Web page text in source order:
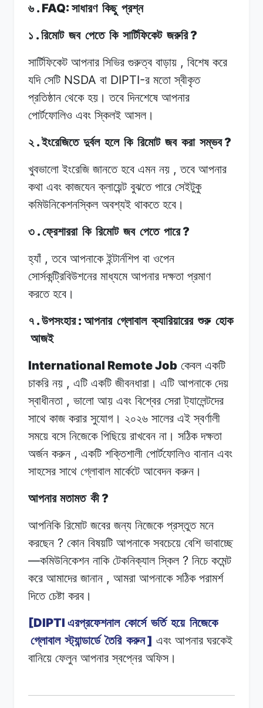
৬. FAQ: সাধারণ কিছু প্রশ্ন
১ .রিমোট জব পেতে কি সার্টিফিকেট জরুরি?
সার্টিফিকেট আপনার সিভির গুরুত্ব বাড়ায় , বিশেষ করে
যদি সেটি NSDA বা DIPTI-র মতো স্বীকৃত
প্রতিষ্ঠান থেকে হয়। তবে দিনশেষে আপনার
পোর্টফোলিও এবং স্কিলই আসল।
২ .ইংরেজিতে দুর্বল হলে কি রিমোট জব করা সম্ভব?
খুবভালো ইংরেজি জানতে হবে এমন নয় ,তবে আপনার
কথা এবং কাজযেন ক্লায়েন্ট বুঝতে পারে সেইটুকু
কমিউনিকেশনস্কিল অবশ্যই থাকতে হবে।
৩ .ফ্রেশাররা কি রিমোট জব পেতে পারে?
হ্যাঁ ,তবে আপনাকে ইন্টার্নশিপ বা ওপেন
সোর্সকন্ট্রিবিউশনের মাধ্যমে আপনার দক্ষতা প্রমাণ
করতে হবে।
৭.উপসংহার: আপনার গ্লোবাল ক্যারিয়ারের শুরু হোক
আজই
International Remote Job কেবল একটি
চাকরি নয় , এটি একটি জীবনধারা। এটি আপনাকে দেয়
স্বাধীনতা , ভালো আয় এবং বিশ্বের সেরা ট্যালেন্টদের
সাথে কাজ করার সুযোগ। ২০২৬ সালের এই স্বর্ণালী
সময়ে বসে নিজেকে পিছিয়ে রাখবেন না। সঠিক দক্ষতা
অর্জন করুন , একটি শক্তিশালী পোর্টফোলিও বানান এবং
সাহসের সাথে গ্লোবাল মার্কেটে আবেদন করুন।
আপনার মতামত কী?
আপনিকি রিমোট জবের জন্য নিজেকে প্রস্তুত মনে
করছেন ? কোন বিষয়টি আপনাকে সবচেয়ে বেশি ভাবাচ্ছে
—কমিউনিকেশন নাকি টেকনিক্যাল স্কিল? নিচে কমেন্ট
করে আমাদের জানান , আমরা আপনাকে সঠিক পরামর্শ
দিতে চেষ্টা করব।
[DIPTI এরপ্রফেশনাল কোর্সে ভর্তি হয়ে নিজেকে
গ্লোবাল স্ট্যান্ডার্ডে তৈরি করুন] এবং আপনার ঘরকেই
বানিয়ে ফেলুন আপনার স্বপ্নের অফিস।